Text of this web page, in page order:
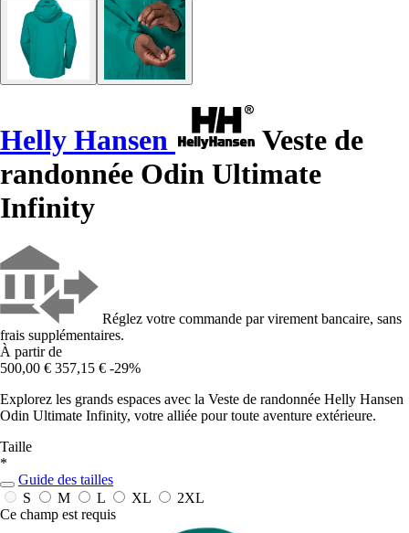
Helly Hansen
Veste de
randonnée Odin Ultimate
Infinity
Réglez votre commande par virement bancaire, sans
frais supplémentaires.
À partir de
500,00 € 357,15 € -29%
Explorez les grands espaces avec la Veste de randonnée Helly Hansen
Odin Ultimate Infinity, votre alliée pour toute aventure extérieure.
Taille
*
Guide des tailles
S
M L XL
2XL
Ce champ est requis